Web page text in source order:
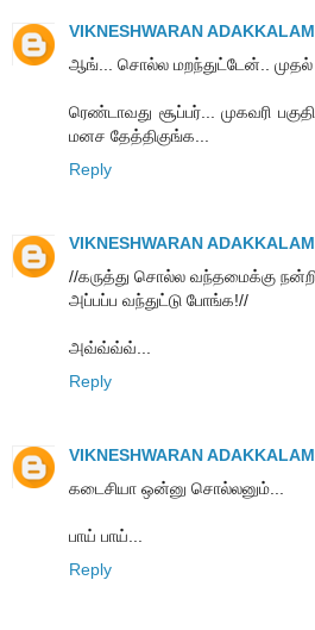
VIKNESHWARAN ADAKKALAM
ஆங்... சொல்ல மறந்துட்டேன்.. முதல்
ரெண்டாவது சூப்பர்... முகவரி
மனச தேத்திகுங்க...
Reply
VIKNESHWARAN ADAKKALAM
//கருத்து சொல்ல வந்தமைக்கு
அப்பப்ப வந்துட்டு போங்க!//
அவ்வ்வ்வ்...
Reply
VIKNESHWARAN ADAKKALAM
கடைசியா ஒன்னு சொல்லனும்...
பாய் பாய்...
Reply